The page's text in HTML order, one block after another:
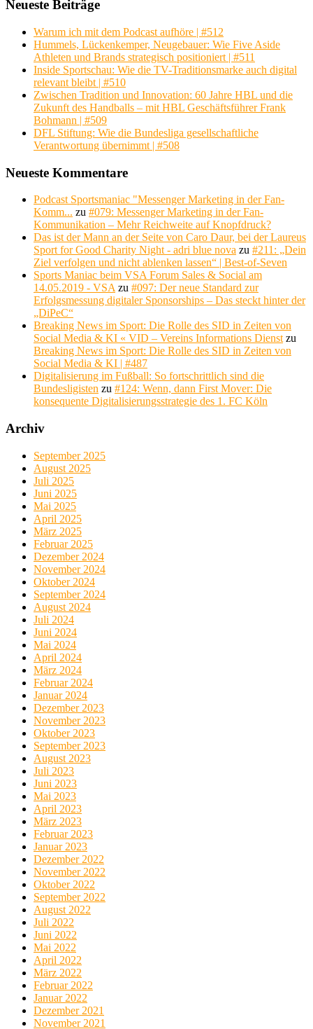
Neueste Beiträge
Warum ich mit dem Podcast aufhöre | #512
Hummels, Lückenkemper, Neugebauer: Wie Five Aside
Athleten und Brands strategisch positioniert | #511
Inside Sportschau: Wie die TV-Traditionsmarke auch digital
relevant bleibt | #510
Zwischen Tradition und Innovation: 60 Jahre HBL und die
Zukunft des Handballs – mit HBL Geschäftsführer Frank
Bohmann | #509
DFL Stiftung: Wie die Bundesliga gesellschaftliche
Verantwortung übernimmt | #508
Neueste Kommentare
Podcast Sportsmaniac "Messenger Marketing in der Fan-
Komm... zu #079: Messenger Marketing in der Fan-
Kommunikation – Mehr Reichweite auf Knopfdruck?
Das ist der Mann an der Seite von Caro Daur, bei der Laureus
Sport for Good Charity Night - adri blue nova zu #211: „Dein
Ziel verfolgen und nicht ablenken lassen“ | Best-of-Seven
Sports Maniac beim VSA Forum Sales & Social am
14.05.2019 - VSA zu #097: Der neue Standard zur
Erfolgsmessung digitaler Sponsorships – Das steckt hinter der
„DiPeC“
Breaking News im Sport: Die Rolle des SID in Zeiten von
Social Media & KI « VID – Vereins Informations Dienst zu
Breaking News im Sport: Die Rolle des SID in Zeiten von
Social Media & KI | #487
Digitalisierung im Fußball: So fortschrittlich sind die
Bundesligisten zu #124: Wenn, dann First Mover: Die
konsequente Digitalisierungsstrategie des 1. FC Köln
Archiv
September 2025
August 2025
Juli 2025
Juni 2025
Mai 2025
April 2025
März 2025
Februar 2025
Dezember 2024
November 2024
Oktober 2024
September 2024
August 2024
Juli 2024
Juni 2024
Mai 2024
April 2024
März 2024
Februar 2024
Januar 2024
Dezember 2023
November 2023
Oktober 2023
September 2023
August 2023
Juli 2023
Juni 2023
Mai 2023
April 2023
März 2023
Februar 2023
Januar 2023
Dezember 2022
November 2022
Oktober 2022
September 2022
August 2022
Juli 2022
Juni 2022
Mai 2022
April 2022
März 2022
Februar 2022
Januar 2022
Dezember 2021
November 2021